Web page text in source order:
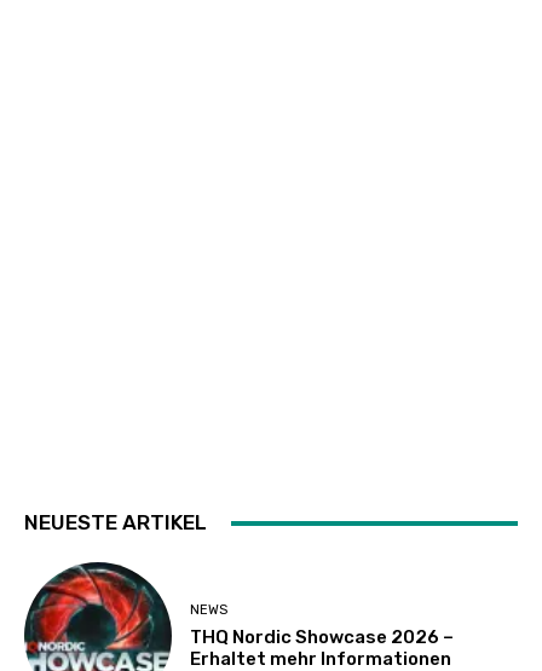
NEUESTE ARTIKEL
NEWS
THQ Nordic Showcase 2026 –
Erhaltet mehr Informationen